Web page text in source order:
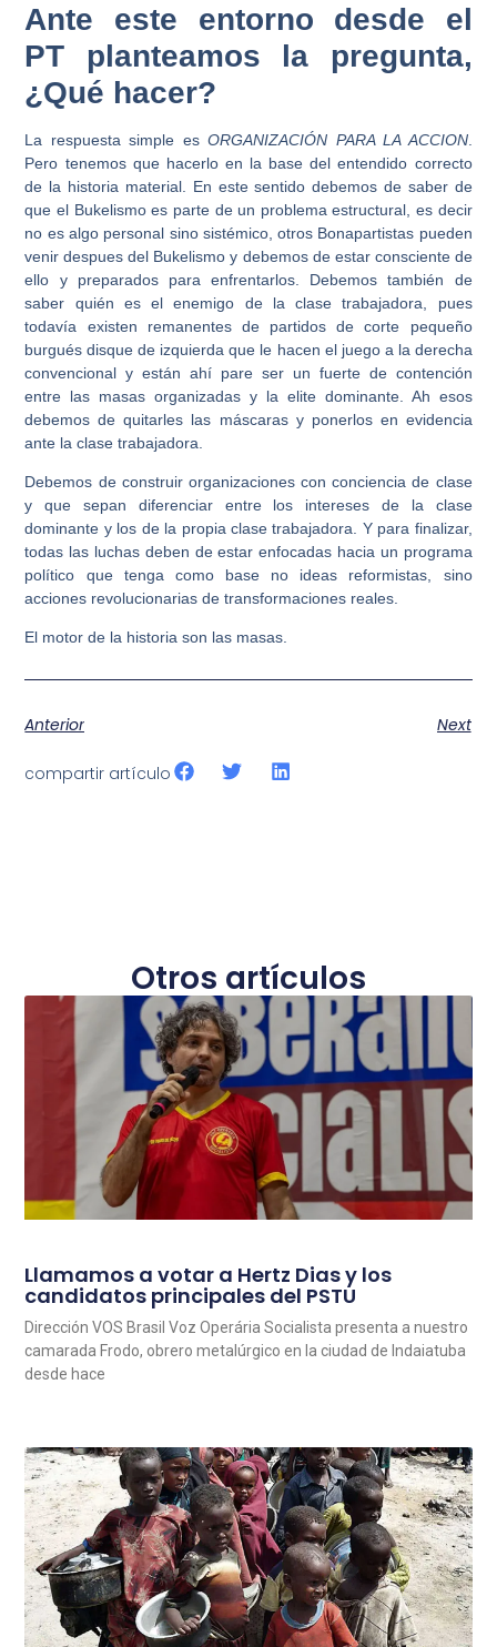
Ante este entorno desde el
PT planteamos la pregunta,
¿Qué hacer?
La respuesta simple esORGANIZACIÓN PARA LA ACCION.
Pero tenemos que hacerlo en la base del entendido correcto
de la historia material. En este sentido debemos de saber de
que el Bukelismo es parte de un problema estructural, es decir
no es algo personal sino sistémico, otros Bonapartistas pueden
venir despues del Bukelismo y debemos de estar consciente de
ello y preparados para enfrentarlos. Debemos también de
saber quién es el enemigo de la clase trabajadora, pues
todavía existen remanentes de partidos de corte pequeño
burgués disque de izquierda que le hacen el juego a la derecha
convencional y están ahí pare ser un fuerte de contención
entre las masas organizadas y la elite dominante. Ah esos
debemos de quitarles las máscaras y ponerlos en evidencia
ante la clase trabajadora.
Debemos de construir organizaciones con conciencia de clase
y que sepan diferenciar entre los intereses de la clase
dominante y los de la propia clase trabajadora. Y para finalizar,
todas las luchas deben de estar enfocadas hacia un programa
político que tenga como base no ideas reformistas, sino
acciones revolucionarias de transformaciones reales.
El motor de la historia son las masas.
Anterior Next
compartir artículo
Otros artículos
Llamamos a votar a Hertz Dias y los
candidatos principales del PSTU
Dirección VOS Brasil Voz Operária Socialista presenta a nuestro
camarada Frodo, obrero metalúrgico en la ciudad de Indaiatuba
desde hace